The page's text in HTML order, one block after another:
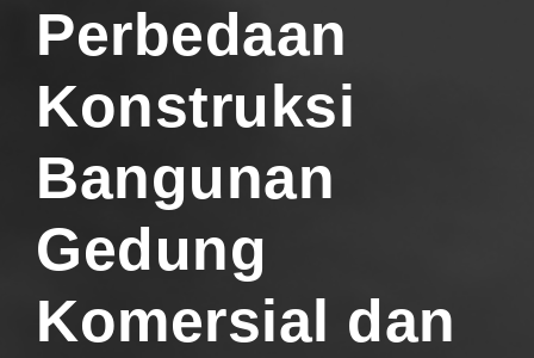
Perbedaan
Konstruksi
Bangunan
Gedung
Komersial dan